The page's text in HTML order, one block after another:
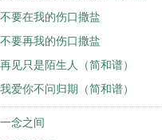
不要在我的伤口撒盐
不要再我的伤口撒盐
再见只是陌生人（简和谱）
我爱你不问归期（简和谱）
一念之间